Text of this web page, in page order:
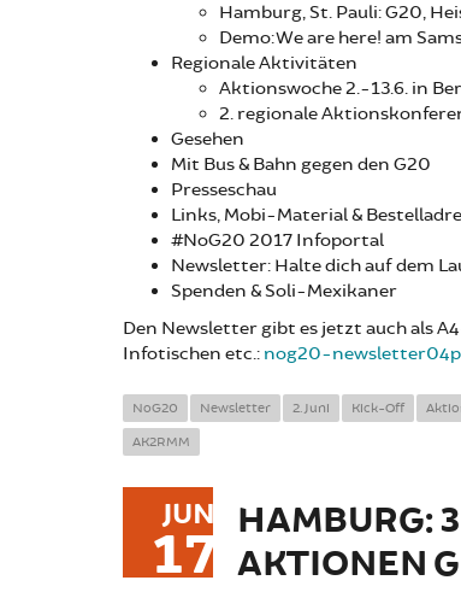
Hamburg, St. Pauli: G20,
Demo: We are here! am
Regionale Aktivitäten
Aktionswoche 2.-13.6. in
2. regionale
Gesehen
Mit Bus & Bahn gegen den G20
Presseschau
Links, Mobi-Material &
#NoG20 2017 Infoportal
Newsletter: Halte dich auf dem
Spenden & Soli-Mexikaner
Den Newsletter gibt es jetzt auch als
Infotischen etc.: nog20-
NoG20 Newsletter 2. Juni Kick-Off
AK2RMM
JUN
17 HAMBURG:
AKTIONEN